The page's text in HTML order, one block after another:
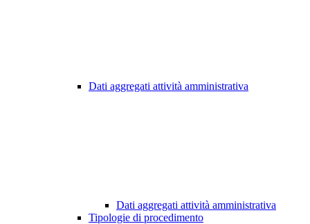
Dati aggregati attività amministrativa
Dati aggregati attività amministrativa
Tipologie di procedimento